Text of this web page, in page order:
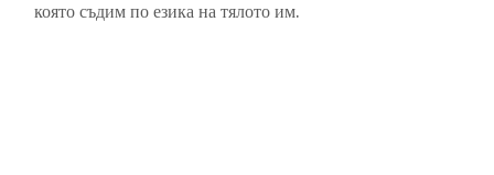
която съдим по езика на тялото им.